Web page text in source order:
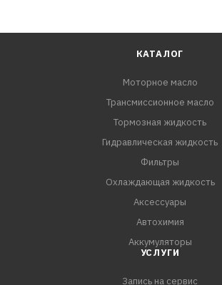
КАТАЛОГ
Моторное масло
Трансмиссионное масло
Тормозная жидкость
Гидравлическая жидкость
Фильтры
Охлаждающая жидкость
Аксессуары
Автохимия
Аккумуляторы
УСЛУГИ
Запись на сервис